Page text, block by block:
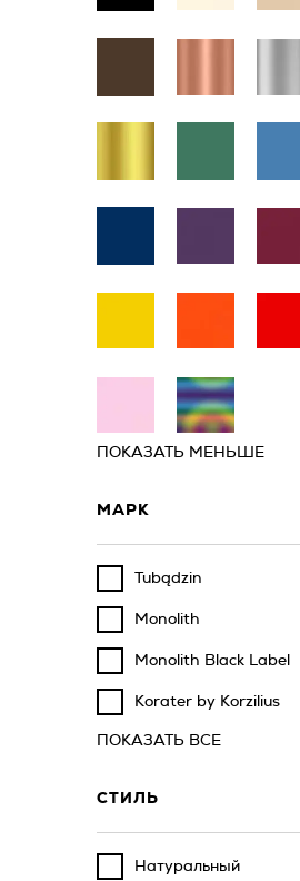
ПОКАЗАТЬ МЕНЬШЕ
МАРК
Tubądzin
Monolith
Monolith Black Label
Korater by Korzilius
ПОКАЗАТЬ ВСЕ
СТИЛЬ
Натуральный